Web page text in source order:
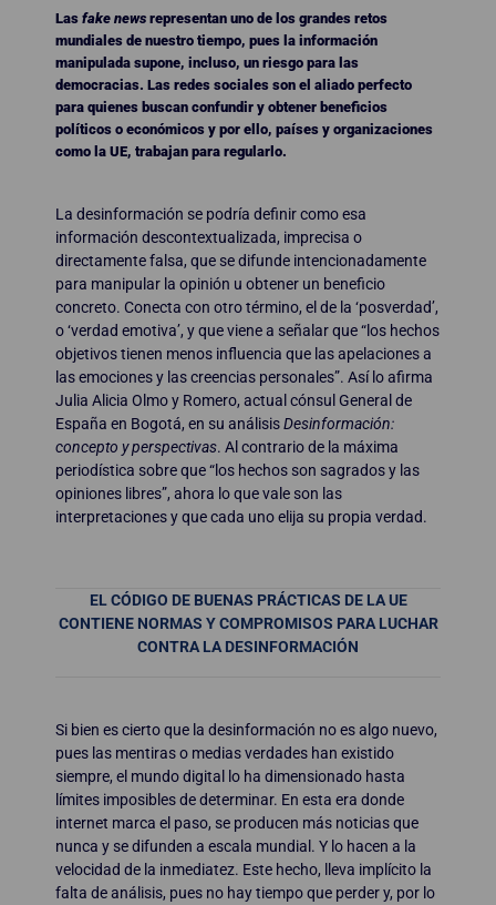
Las fake news representan uno de los grandes retos
mundiales de nuestro tiempo, pues la información
manipulada supone, incluso, un riesgo para las
democracias. Las redes sociales son el aliado perfecto
para quienes buscan confundir y obtener beneficios
políticos o económicos y por ello, países y organizaciones
como la UE, trabajan para regularlo.
La desinformación se podría definir como esa
información descontextualizada, imprecisa o
directamente falsa, que se difunde intencionadamente
para manipular la opinión u obtener un beneficio
concreto. Conecta con otro término, el de la ‘posverdad’,
o ‘verdad emotiva’, y que viene a señalar que “los hechos
objetivos tienen menos influencia que las apelaciones a
las emociones y las creencias personales”. Así lo afirma
Julia Alicia Olmo y Romero, actual cónsul General de
España en Bogotá, en su análisisDesinformación:
concepto y perspectivas. Al contrario de la máxima
periodística sobre que “los hechos son sagrados y las
opiniones libres”, ahora lo que vale son las
interpretaciones y que cada uno elija su propia verdad.
EL CÓDIGO DE BUENAS PRÁCTICAS DE LA UE
CONTIENE NORMAS Y COMPROMISOS PARA LUCHAR
CONTRA LA DESINFORMACIÓN
Si bien es cierto que la desinformación no es algo nuevo,
pues las mentiras o medias verdades han existido
siempre, el mundo digital lo ha dimensionado hasta
límites imposibles de determinar. En esta era donde
internet marca el paso, se producen más noticias que
nunca y se difunden a escala mundial. Y lo hacen a la
velocidad de la inmediatez. Este hecho, lleva implícito la
falta de análisis, pues no hay tiempo que perder y, por lo